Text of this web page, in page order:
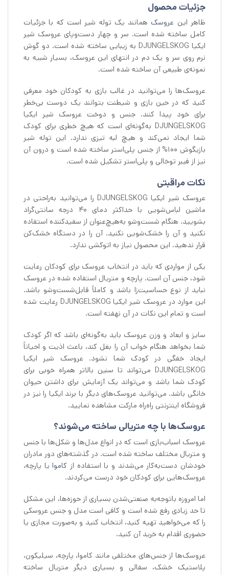
جزئیات محصول
ظاهر این عروسک همانند یک توله شیر است که با جزئیات
کامل ساخته شده است. سر و چهار دست‌وپای عروسک شیر
ایکیا DJUNGELSKOG به زیبایی ساخته شده است. دو گوش
نرم روی سر و یک دم در انتهای این عروسک، بسیار شبیه به
نمونه‌ی طبیعی آن ساخته شده است.
عروسک‌ها را می‌توانید در غالب بازی به کودکان خود معرفی
کنید که در حین بازی و شیطنت بتوانند یک دوست بی‌خطر
برای خود پیدا کنند. جنس و دوخت عروسک شیر ایکیا
DJUNGELSKOG به‌گونه‌ای است که هیچ خطری برای کودک
شما ایجاد نمی‌کند و هیچ لبه تیزی ندارد. این توله شیر
بازیگوش 100% از جنس پلی‌استر ساخته شده است و درون آن
نیز از فیبر توخالی و پلی‌استر تشکیل شده است.
نکات مراقبتی
عروسک شیر ایکیا DJUNGELSKOG را می‌توانید به‌راحتی در
ماشین لباس‌شویی با حداکثر دمای 40 درجه سانتی‌گراد
بشویید. هنگام شست‌وشو به‌هیچ‌عنوان از سفیدکننده استفاده
نکنید و آن را خشک‌شویی نکنید. آن را در دستگاه خشک‌کن
قرار ندهید. این محصول نیاز به اتوکشی ندارد.
یکی از مواردی که باید در انتخاب عروسک برای کودکان رعایت
شود، جنس آن است. پارچه و متريال استفاده شده در عروسک
نباید از نوع حساسیت‌زا باشد و کاملاً قابل‌شست‌وشو باشد.
این موارد در عروسک شیر ایکیا DJUNGELSKOG رعایت شده
است و تمام این نکات در آن نهفته است.
سایز و ابعاد و وزن عروسک باید به‌گونه‌ای باشد که اگر کودک
شما بخواهد هنگام خواب آن را بغل کند، باعث اذیت و احیاناً
ایجاد خفگی در کودک شما نشود. عروسک شیر ایکیا
DJUNGELSKOG می‌تواند تا سنین بالاتر همراه خوبی برای
کودک شما باشد و می‌تواند یک آزمایش برای داشتن حیوان
خانگی باشد. می‌توانید عروسک‌های دیگر با برند ایکیا را نیز در
فروشگاه اینترنتی راه‌راه مارکت مشاهده نمایید.
عروسک‌ها با چه متريالی ساخته می‌شوند؟
عروسک اسباب‌بازی است که در انواع مدل‌ها و شکل‌ها با جنس
و متريال مختلف ساخته شده است. در گذشته‌های دور مادران
خودشان دست‌به‌کار می‌شدند و با استفاده از کاموایا پارچه،
عروسک‌هایی برای کودکان خود درست می‌کردند.
اما امروزه باتوجه‌به صنعتی‌شدن بسیاری از حوزه‌ها، این مشکل
تا حد زیادی رفع شده است و کافی است مدل و جنس عروسکی
را که می‌‌خواهید تهیه کنید، انتخاب کنید و به‌صورت مجازی یا
حضوری اقدام به خرید آن کنید.
عروسک‌ها از جنس‌های مختلفی مانند کاموا، پارچه، سیلیکون،
پلاستیک خشک، سفالی و بسیاری دیگر متريال ساخته